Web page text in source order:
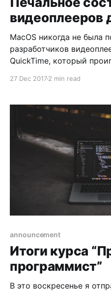
Особенно, если цель
здоровым”, “изучить
видеоплееров
MacOS никогда не была
разработчиков
QuickTime, который
видеоформатов для QT,
был далёк от
MPlayer, который
27 Dec 20172 min read
announcement
Итоги курса
программист”
В это воскресенье я